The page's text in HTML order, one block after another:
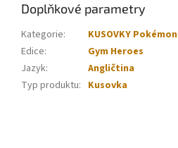
Doplňkové parametry
Kategorie:
KUSOVKY Pokémon
Edice:
Gym Heroes
Jazyk:
Angličtina
Typ produktu: Kusovka